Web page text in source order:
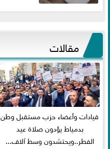
مقالات
قيادات وأعضاء حزب مستقبل وطن
بدمياط يؤدون صلاة عيد
الفطر..ويحتشدون وسط آلاف...